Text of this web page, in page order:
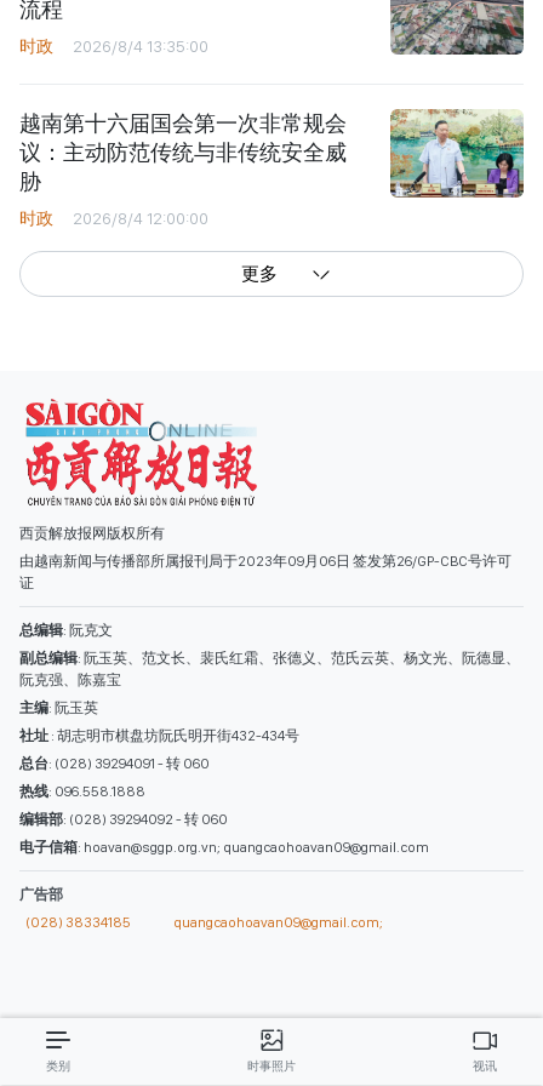
流程
时政 2026/8/4 13:35:00
越南第十六届国会第一次非常规会
议：主动防范传统与非传统安全威
胁
时政 2026/8/4 12:00:00
更多
西贡解放报网版权所有
由越南新闻与传播部所属报刊局于2023年09月06日 签发第26/GP-CBC号许可
证
总编辑
副总编辑: 阮玉英、范文长、裴氏红霜、张德义、范氏云英、杨文光、阮德显、
总台: (028) 39294091 - 转 060
热线: 096.558.1888
编辑部: (028) 39294092 - 转 060